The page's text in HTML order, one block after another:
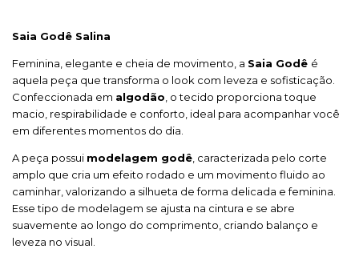
Saia Godê Salina
Feminina, elegante e cheia de movimento, a Saia Godê é
aquela peça que transforma o look com leveza e sofisticação.
Confeccionada em algodão , o tecido proporciona toque
macio, respirabilidade e conforto, ideal para acompanhar você
em diferentes momentos do dia.
A peça possui modelagem godê , caracterizada pelo corte
amplo que cria um efeito rodado e um movimento fluido ao
caminhar, valorizando a silhueta de forma delicada e feminina.
Esse tipo de modelagem se ajusta na cintura e se abre
suavemente ao longo do comprimento, criando balanço e
leveza no visual.